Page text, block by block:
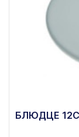
БЛЮДЦЕ